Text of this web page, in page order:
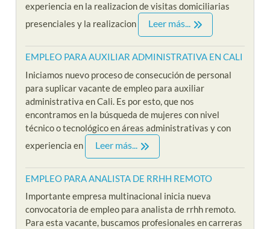
experiencia en la realizacion de visitas domiciliarias
presenciales y la realizacion
Leer más...
EMPLEO PARA AUXILIAR ADMINISTRATIVA EN CALI
Iniciamos nuevo proceso de consecución de personal
para suplicar vacante de empleo para auxiliar
administrativa en Cali. Es por esto, que nos
encontramos en la búsqueda de mujeres con nivel
técnico o tecnológico en áreas administrativas y con
experiencia en
Leer más...
EMPLEO PARA ANALISTA DE RRHH REMOTO
Importante empresa multinacional inicia nueva
convocatoria de empleo para analista de rrhh remoto.
Para esta vacante, buscamos profesionales en carreras